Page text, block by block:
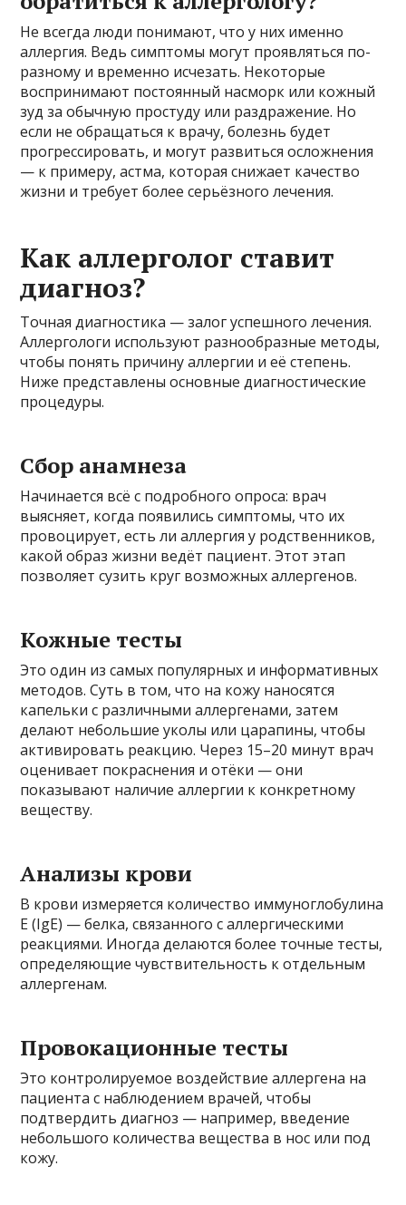
Не всегда люди понимают, что у них именно
аллергия. Ведь симптомы могут проявляться по-
разному и временно исчезать. Некоторые
воспринимают постоянный насморк или кожный
зуд за обычную простуду или раздражение. Но
если не обращаться к врачу, болезнь будет
прогрессировать, и могут развиться осложнения
— к примеру, астма, которая снижает качество
жизни и требует более серьёзного лечения.
Как аллерголог ставит
диагноз?
Точная диагностика — залог успешного лечения.
Аллергологи используют разнообразные методы,
чтобы понять причину аллергии и её степень.
Ниже представлены основные диагностические
процедуры.
Сбор анамнеза
Начинается всё с подробного опроса: врач
выясняет, когда появились симптомы, что их
провоцирует, есть ли аллергия у родственников,
какой образ жизни ведёт пациент. Этот этап
позволяет сузить круг возможных аллергенов.
Кожные тесты
Это один из самых популярных и информативных
методов. Суть в том, что на кожу наносятся
капельки с различными аллергенами, затем
делают небольшие уколы или царапины, чтобы
активировать реакцию. Через 15–20 минут врач
оценивает покраснения и отёки — они
показывают наличие аллергии к конкретному
веществу.
Анализы крови
В крови измеряется количество иммуноглобулина
E (IgE) — белка, связанного с аллергическими
реакциями. Иногда делаются более точные тесты,
определяющие чувствительность к отдельным
аллергенам.
Провокационные тесты
Это контролируемое воздействие аллергена на
пациента с наблюдением врачей, чтобы
подтвердить диагноз — например, введение
небольшого количества вещества в нос или под
кожу.